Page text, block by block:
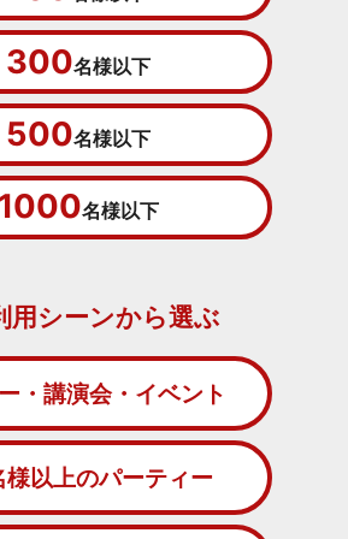
300名様以下
500名様以下
1000名様以下
用シーンから選ぶ
・講演会・イベント
以上のパーティー